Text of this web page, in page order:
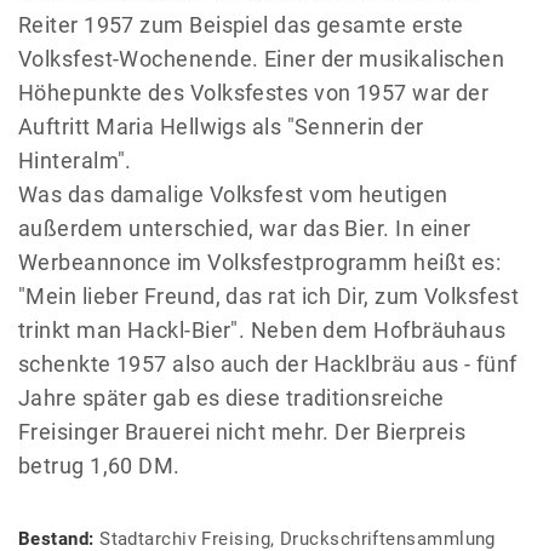
Reiter 1957 zum Beispiel das gesamte erste
Volksfest-Wochenende. Einer der musikalischen
Höhepunkte des Volksfestes von 1957 war der
Auftritt Maria Hellwigs als "Sennerin der
Hinteralm".
Was das damalige Volksfest vom heutigen
außerdem unterschied, war das Bier. In einer
Werbeannonce im Volksfestprogramm heißt es:
"Mein lieber Freund, das rat ich Dir, zum Volksfest
trinkt man Hackl-Bier". Neben dem Hofbräuhaus
schenkte 1957 also auch der Hacklbräu aus - fünf
Jahre später gab es diese traditionsreiche
Freisinger Brauerei nicht mehr. Der Bierpreis
betrug 1,60 DM.
Bestand: Stadtarchiv Freising, Druckschriftensammlung